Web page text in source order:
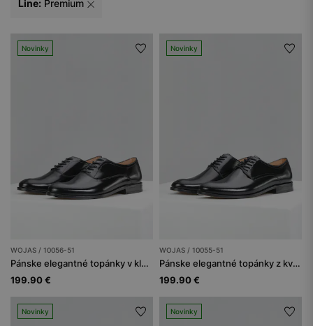
Line: Premium
Novinky
WOJAS / 10056-51
Pánske elegantné topánky v klasickej čiernej farbe
199.90 €
Novinky
WOJAS / 10055-51
Pánske elegantné topánky z kvalitnej kože
199.90 €
Novinky Novinky